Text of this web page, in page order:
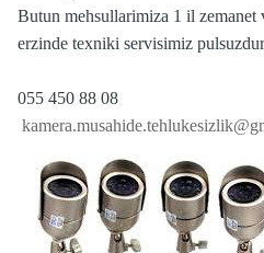
Butun mehsullarimiza 1 il zemanet
erzinde texniki servisimiz
055 450 88 08